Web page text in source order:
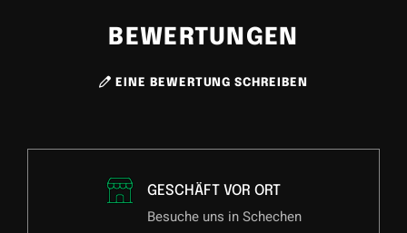
BEWERTUNGEN
EINE BEWERTUNG SCHREIBEN
GESCHÄFT VOR ORT
Besuche uns in Schechen